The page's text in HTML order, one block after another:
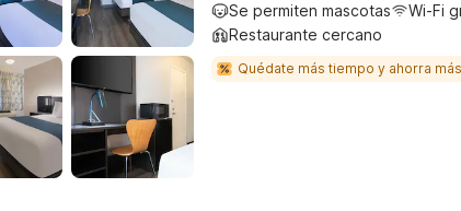
Se permiten mascotas
Wi-Fi
Restaurante cercano
Quédate más tiempo y ahorra